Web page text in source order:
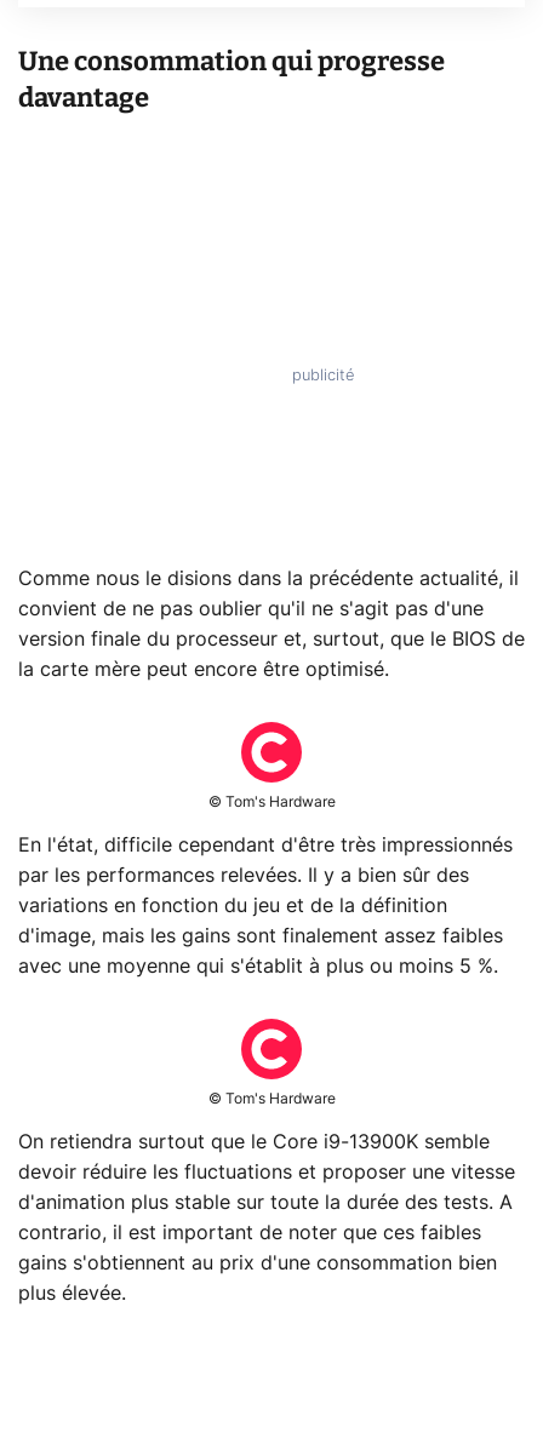
Une consommation qui progresse
davantage
Comme nous le disions dans la précédente actualité, il
convient de ne pas oublier qu'il ne s'agit pas d'une
version finale du processeur et, surtout, que le BIOS de
la carte mère peut encore être optimisé.
© Tom's Hardware
En l'état, difficile cependant d'être très impressionnés
par les performances relevées. Il y a bien sûr des
variations en fonction du jeu et de la définition
d'image, mais les gains sont finalement assez faibles
avec une moyenne qui s'établit à plus ou moins 5 %.
© Tom's Hardware
On retiendra surtout que le Core i9-13900K semble
devoir réduire les fluctuations et proposer une vitesse
d'animation plus stable sur toute la durée des tests. A
contrario, il est important de noter que ces faibles
gains s'obtiennent au prix d'une consommation bien
plus élevée.